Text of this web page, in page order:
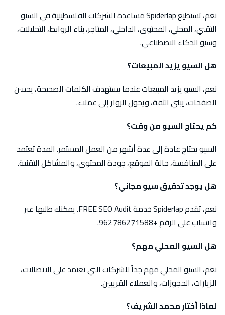
نعم، تستطيع Spiderlap مساعدة الشركات الفلسطينية في السيو
التقني، المحلي، المحتوى، الداخلي، المتاجر، بناء الروابط، التحليلات،
وسيو الذكاء الاصطناعي.
هل السيو يزيد المبيعات؟
نعم، السيو يزيد المبيعات عندما يستهدف الكلمات الصحيحة، يحسن
الصفحات، يبني الثقة، ويحول الزوار إلى عملاء.
كم يحتاج السيو من وقت؟
السيو يحتاج عادة إلى عدة أشهر من العمل المستمر. المدة تعتمد
على المنافسة، حالة الموقع، جودة المحتوى، والمشاكل التقنية.
هل يوجد تدقيق سيو مجاني؟
نعم، تقدم Spiderlap خدمة FREE SEO Audit. يمكنك طلبها عبر
واتساب على الرقم +962786271588.
هل السيو المحلي مهم؟
نعم، السيو المحلي مهم جداً للشركات التي تعتمد على الاتصالات،
الزيارات، الحجوزات، والعملاء القريبين.
لماذا أختار محمد الشريف؟